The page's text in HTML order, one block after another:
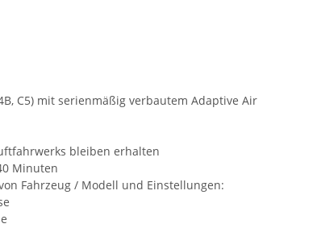
C5) mit serienmäßig verbautem Adaptive Air
bleiben erhalten
Minuten
Fahrzeug / Modell und Einstellungen: